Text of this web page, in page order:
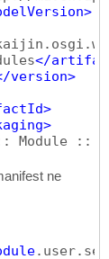
>
</
version>
>
>
Module ::
</
>
ne